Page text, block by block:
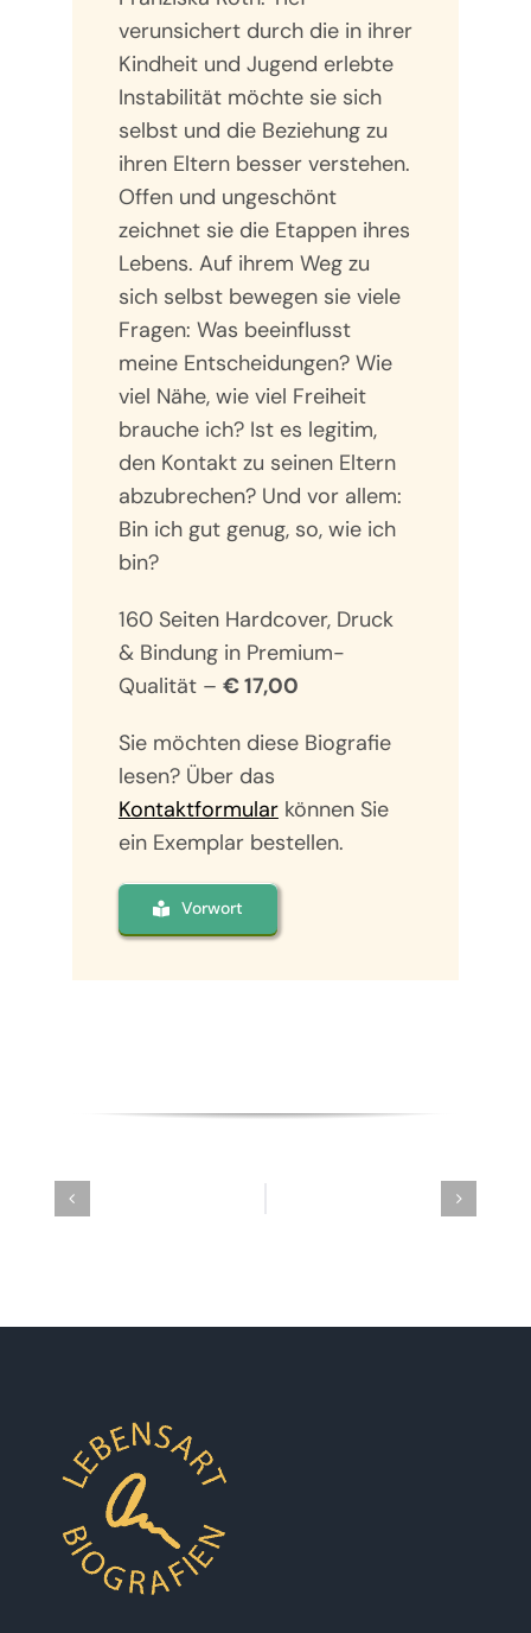
verunsichert durch die in ihrer
Kindheit und Jugend erlebte
Instabilität möchte sie sich
selbst und die Beziehung zu
ihren Eltern besser verstehen.
Offen und ungeschönt
zeichnet sie die Etappen ihres
Lebens. Auf ihrem Weg zu
sich selbst bewegen sie viele
Fragen: Was beeinflusst
meine Entscheidungen? Wie
viel Nähe, wie viel Freiheit
brauche ich? Ist es legitim,
den Kontakt zu seinen Eltern
abzubrechen? Und vor allem:
Bin ich gut genug, so, wie ich
bin?
160 Seiten Hardcover, Druck
& Bindung in Premium-
Qualität – € 17,00
Sie möchten diese Biografie
lesen? Über das
Kontaktformularkönnen Sie
ein Exemplar bestellen.
Vorwort